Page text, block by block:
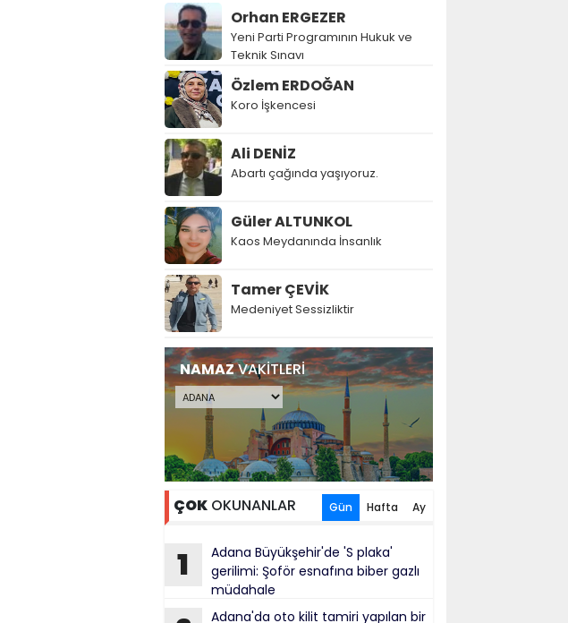
Orhan ERGEZER
Yeni Parti Programının Hukuk ve
Teknik Sınavı
Özlem ERDOĞAN
Koro İşkencesi
Ali DENİZ
Abartı çağında yaşıyoruz.
Güler ALTUNKOL
Kaos Meydanında İnsanlık
Tamer ÇEVİK
Medeniyet Sessizliktir
NAMAZVAKİTLERİ
ÇOKOKUNANLAR Gün Hafta Ay
1
Adana Büyükşehir'de 'S plaka'
gerilimi: Şoför esnafına biber gazlı
müdahale
Adana'da oto kilit tamiri yapılan bir